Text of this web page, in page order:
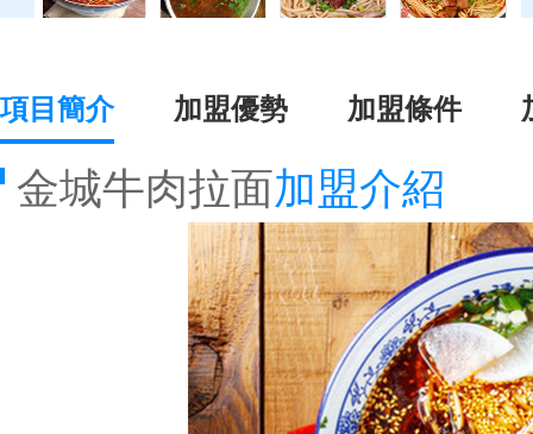
項目簡介 加盟優勢 加盟條件
金城牛肉拉面加盟介紹